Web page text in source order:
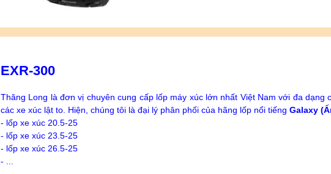
EXR-300
Thăng Long là đơn vị chuyên cung cấp lốp máy xúc lớn nhất Việt Nam với đa dạng
các xe xúc lật to. Hiện, chúng tôi là đại lý phân phối của hãng lốp nổi tiếng Galaxy
- lốp xe xúc 20.5-25
- lốp xe xúc 23.5-25
- lốp xe xúc 26.5-25
- ...